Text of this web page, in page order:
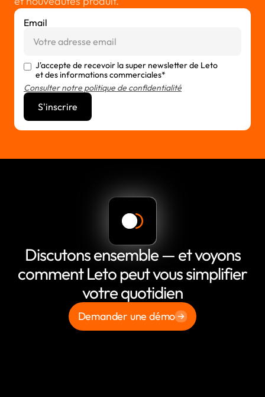
Email
J'accepte de recevoir la super newsletter de Leto
et des informations commerciales*
Consulter notre politique de confidentialité
Discutons ensemble — et voyons
comment Leto peut vous simplifier
votre quotidien
Demander une démo